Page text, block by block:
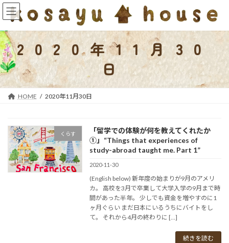
コ
ン
ン
ツ
へ
ス
キ
ッ
ナ
ビ
ー
シ
ョ
ン
に
移
2020年11月30
日
HOME 2020年11月30日
くらす
「留学での体験が何を教えてくれたか
①」“Things that experiences of
study-abroad taught me. Part 1”
2020-11-30
(English below) 新年度の始まりが9月のアメリ
カ。 高校を3月で卒業して大学入学の9月まで時
間があった半年。 少しでも資金を増やすのに1
ヶ月ぐらい まだ日本にいるうちにバイトをし
て。 それから4月の終わりに […]
続きを読む